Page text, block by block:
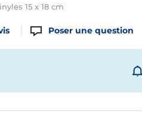
15 x 18 cm
Poser une question